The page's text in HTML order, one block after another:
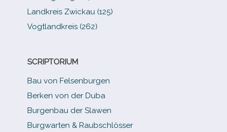
Landkreis Zwickau (125)
Vogtlandkreis (262)
SCRIPTORIUM
Bau von Felsenburgen
Berken von der Duba
Burgenbau der Slawen
Burgwarten & Raubschlösser